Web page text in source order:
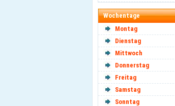
Wochentage
Montag
Dienstag
Mittwoch
Donnerstag
Freitag
Samstag
Sonntag